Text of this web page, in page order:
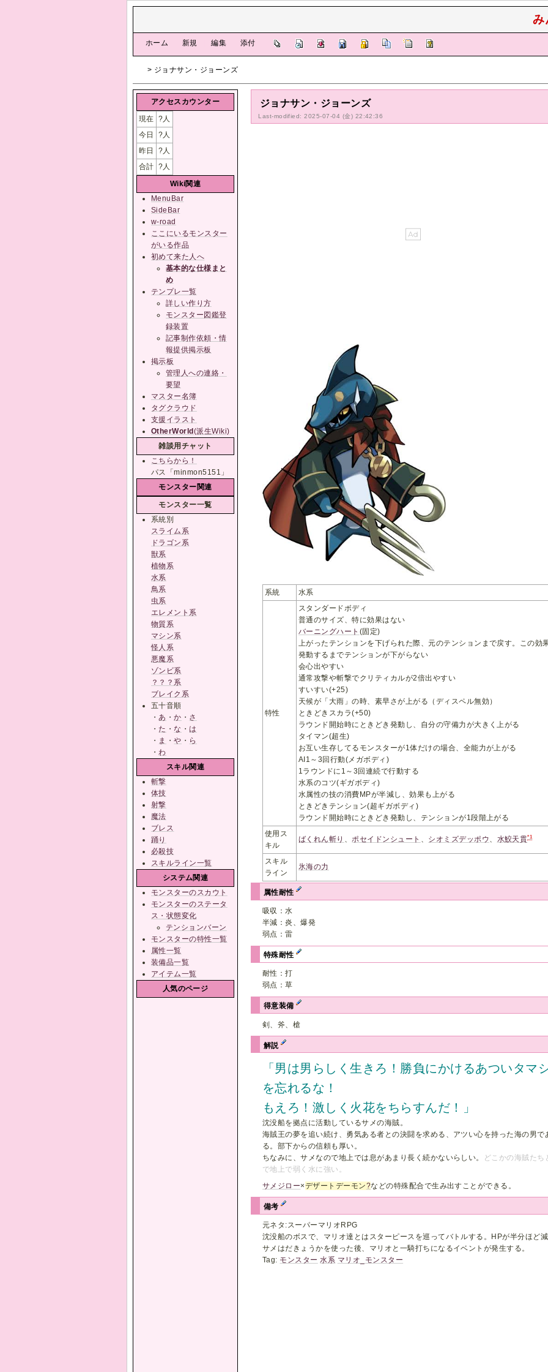
み
ホーム 新規 編集 添付
> ジョナサン・ジョーンズ
ジョナサン・ジョーンズ
Last-modified: 2025-07-04 (金) 22:42:36
系統 水系
特性
スタンダードボディ
普通のサイズ、特に効果はない
バーニングハート (固定)
上がったテンションを下げられた際、元のテンションまで戻す。この効
発動するまでテンションが下がらない
会心出やすい
通常攻撃や斬撃でクリティカルが2倍出やすい
すいすい(+25)
天候が「大雨」の時、素早さが上がる（ディスペル無効）
ときどきスカラ(+50)
ラウンド開始時にときどき発動し、自分の守備力が大きく上がる
タイマン(超生)
お互い生存してるモンスターが1体だけの場合、全能力が上がる
AI1～3回行動(メガボディ)
1ラウンドに1～3回連続で行動する
水系のコツ(ギガボディ)
水属性の技の消費MPが半減し、効果も上がる
ときどきテンション(超ギガボディ)
ラウンド開始時にときどき発動し、テンションが1段階上がる
使用ス
キル
ばくれん斬り 、ポセイドンシュート 、 シオミズデッポウ、 水鮫天貫*1
スキル
ライン
氷海の力
属性耐性
吸収：水
半減：炎、爆発
弱点：雷
特殊耐性
耐性：打
弱点：草
得意装備
剣、斧、槍
解説
「男は男らしく生きろ！勝負にかけるあついタマ
を忘れるな！
もえろ！激しく火花をちらすんだ！」
沈没船を拠点に活動しているサメの海賊。
海賊王の夢を追い続け、勇気ある者との決闘を求める、アツい心を持った海の男で
る。部下からの信頼も厚い。
ちなみに、サメなので地上では息があまり長く続かないらしい。
どこかの海賊たち
で地上で弱く水に強い。
サメジロー×デザートデーモン?などの特殊配合で生み出すことができる。
備考
元ネタ:スーパーマリオRPG
沈没船のボスで、マリオ達とはスターピースを巡ってバトルする。HPが半分ほど
サメはだきょうかを使った後、マリオと一騎打ちになるイベントが発生する。
Tag: モンスター 水系 マリオ_モンスター
アクセスカウンター
現在 ?人
今日
?人
昨日
?人
合計 ?人
Wiki関連
MenuBar
SideBar
w-road
ここにいるモンスター
がいる作品
初めて来た人へ
基本的な仕様まと
め
テンプレ一覧
詳しい作り方
モンスター図鑑登
録装置
記事制作依頼・情
報提供掲示板
掲示板
管理人への連絡・
要望
マスター名簿
タグクラウド
支援イラスト
OtherWorld (派生Wiki)
雑談用チャット
こちらから！
パス「minmon5151」
モンスター関連
モンスター一覧
系統別
スライム系
ドラゴン系
獣系
植物系
水系
鳥系
虫系
エレメント系
物質系
マシン系
怪人系
悪魔系
ゾンビ系
？？？系
ブレイク系
五十音順
・あ ・か ・ さ
・た ・な ・は
・ ま ・や ・ ら
・わ
スキル関連
斬撃
体技
射撃
魔法
ブレス
踊り
必殺技
スキルライン一覧
システム関連
モンスターのスカウト
モンスターのステータ
ス・状態変化
テンションバーン
モンスターの特性一覧
属性一覧
装備品一覧
アイテム一覧
人気のページ